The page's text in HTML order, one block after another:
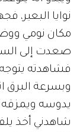
نوايا
مكان نومي
صعدت إلى
فشاهدته
وبسرعة
يدوسه ويمزقه
شاهدني أخذ